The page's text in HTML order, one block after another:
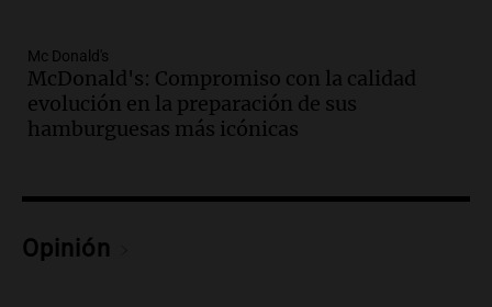
buscar ayuda el último año”
La Argentina, hoy
Episodios
Audio."Algo pasó al aterrizar": dudas
Episodios
Mc Donald's
McDonald's: Compromiso con la calidad
evolución en la preparación de sus
hamburguesas más icónicas
Opinión